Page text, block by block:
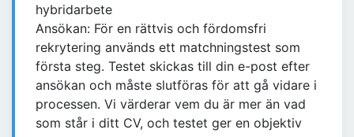
hybridarbete
Ansökan: För en rättvis och fördomsfri
rekrytering används ett matchningstest som
första steg. Testet skickas till din e-post efter
ansökan och måste slutföras för att gå vidare i
processen. Vi värderar vem du är mer än vad
som står i ditt CV, och testet ger en objektiv